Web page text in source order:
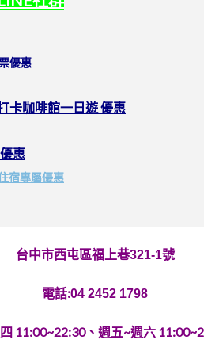
優惠
卡咖啡館一日遊 優惠
惠
宿專屬優惠
台中市西屯區福上巷321-1號
電話:04 2452 1798
11:00~22:30、週五~週六